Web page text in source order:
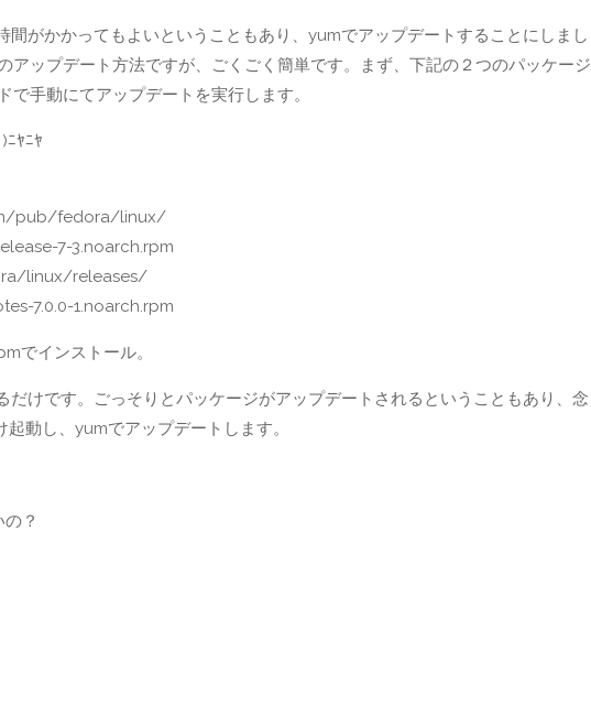
がかかってもよいということもあり、yumでアップデートすることにしまし
ップデート方法ですが、ごくごく簡単です。まず、下記の２つのパッケージ
手動にてアップデートを実行します。
ﾆﾔﾆﾔ
pub/fedora/linux/
7-3.noarch.rpm
linux/releases/
7.0.0-1.noarch.rpm
でインストール。
けです。ごっそりとパッケージがアップデートされるということもあり、念
動し、yumでアップデートします。
？